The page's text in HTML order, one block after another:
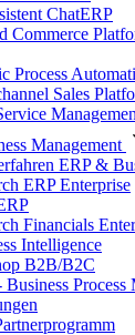
ChatERP
Commerce
Process
Sales
Management
ERP &
ERP Enterprise
Financials
Intelligence
B2B/B2C
Process